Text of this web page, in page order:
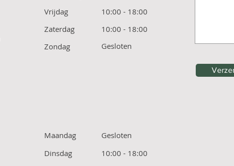
Vrijdag
10:00 - 18:00
Zaterdag
10:00 - 18:00
Zondag
Gesloten
Maandag
Gesloten
Dinsdag
10:00 - 18:00